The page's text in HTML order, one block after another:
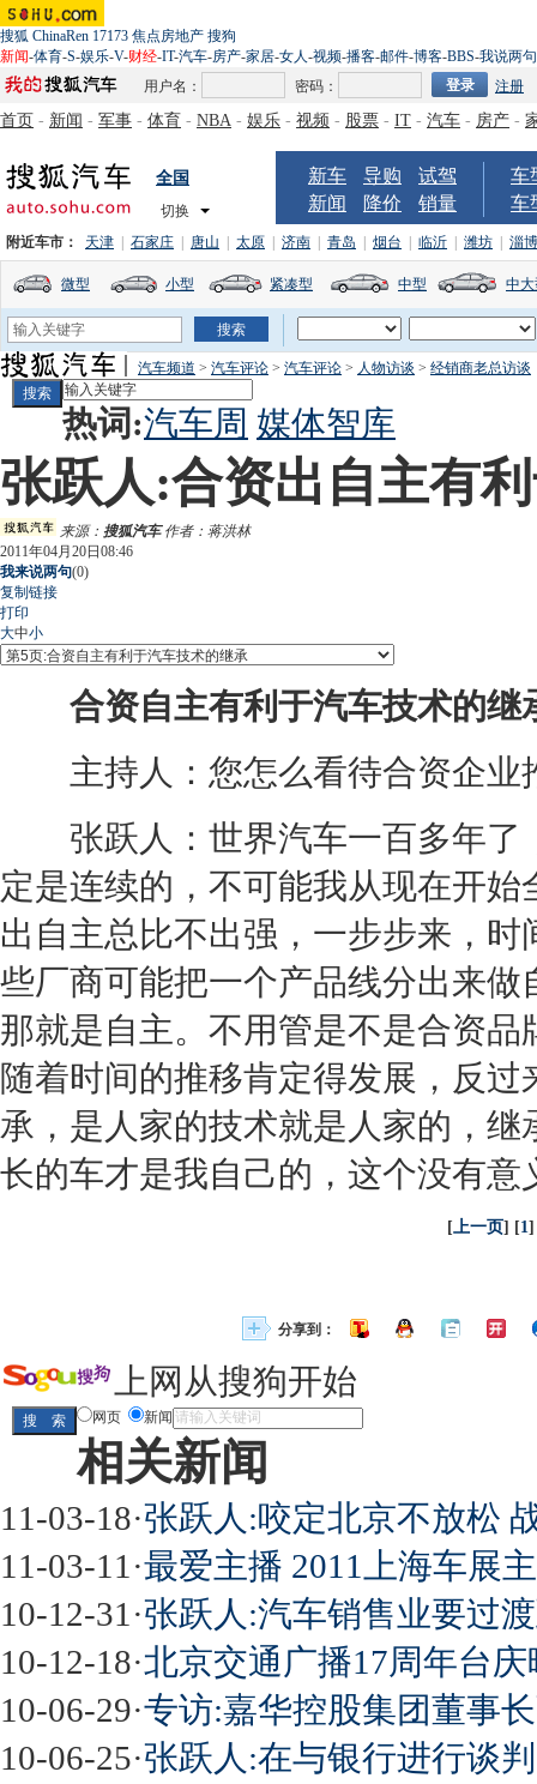
搜狐 ChinaRen 17173 焦点房地产 搜狗
新闻-体育-S-娱乐-V-财经-IT-汽车-房产-家居-女人-视频-播客-邮件-博客-BBS-我说两句
用户名：
密码： 注册
首页 - 新闻 - 军事 - 体育 - NBA - 娱乐 - 视频 - 股票 - IT - 汽车 - 房产 -
全国
切换
新车 导购
试驾
新闻
降价 销量
车
车
附近车市： 天津 石家庄 唐山 太原 济南 青岛 烟台 临沂 潍坊 淄博
微型 小型 紧凑型 中型 中
汽车频道 > 汽车评论 > 汽车评论 > 人物访谈 > 经销商老总访谈
热词:汽车周 媒体智库
张跃人:合资出自主有
来源： 搜狐汽车作者：蒋洪林
2011年04月20日08:46
我来说两句(0)
复制链接
打印
大中小
合资自主有利于汽车技术的继
主持人：您怎么看待合资企业
张跃人：世界汽车一百多年了
定是连续的，不可能我从现在开
出自主总比不出强，一步步来，
些厂商可能把一个产品线分出来
那就是自主。不用管是不是合资
随着时间的推移肯定得发展，反
承，是人家的技术就是人家的，
长的车才是我自己的，这个没有意
[上一页] [1]
分享到：
上网从搜狗开始
网页 新闻
相关新闻
11-03-18·张跃人:咬定北京不放松
11-03-11 ·最爱主播 2011上海车展
10-12-31 ·张跃人:汽车销售业要过
10-12-18·北京交通广播17周年台
10-06-29·专访:嘉华控股集团董事
10-06-25·张跃人:在与银行进行谈